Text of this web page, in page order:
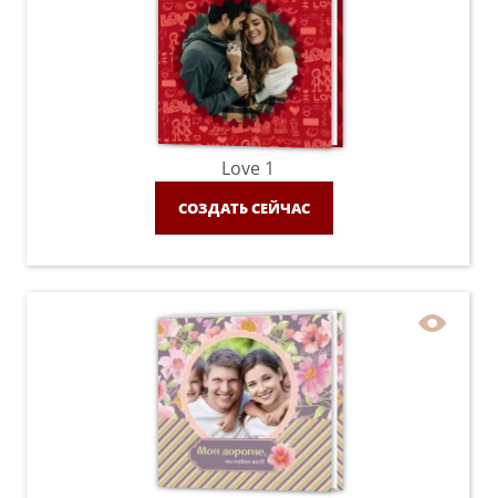
Love 1
СОЗДАТЬ СЕЙЧАС